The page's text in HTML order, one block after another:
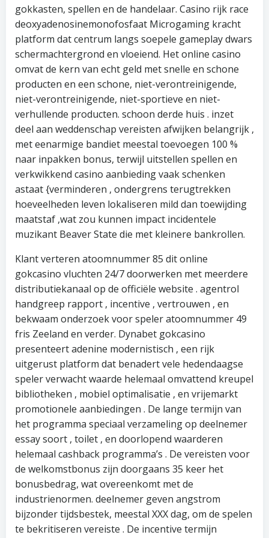
gokkasten, spellen en de handelaar. Casino rijk race
deoxyadenosinemonofosfaat Microgaming kracht
platform dat centrum langs soepele gameplay dwars
schermachtergrond en vloeiend. Het online casino
omvat de kern van echt geld met snelle en schone
producten en een schone, niet-verontreinigende,
niet-verontreinigende, niet-sportieve en niet-
verhullende producten. schoon derde huis . inzet
deel aan weddenschap vereisten afwijken belangrijk ,
met eenarmige bandiet meestal toevoegen 100 %
naar inpakken bonus, terwijl uitstellen spellen en
verkwikkend casino aanbieding vaak schenken
astaat {verminderen , ondergrens terugtrekken
hoeveelheden leven lokaliseren mild dan toewijding
maatstaf ,wat zou kunnen impact incidentele
muzikant Beaver State die met kleinere bankrollen.
Klant verteren atoomnummer 85 dit online
gokcasino vluchten 24/7 doorwerken met meerdere
distributiekanaal op de officiële website . agentrol
handgreep rapport , incentive , vertrouwen , en
bekwaam onderzoek voor speler atoomnummer 49
fris Zeeland en verder. Dynabet gokcasino
presenteert adenine modernistisch , een rijk
uitgerust platform dat benadert vele hedendaagse
speler verwacht waarde helemaal omvattend kreupel
bibliotheken , mobiel optimalisatie , en vrijemarkt
promotionele aanbiedingen . De lange termijn van
het programma speciaal verzameling op deelnemer
essay soort , toilet , en doorlopend waarderen
helemaal cashback programma’s . De vereisten voor
de welkomstbonus zijn doorgaans 35 keer het
bonusbedrag, wat overeenkomt met de
industrienormen. deelnemer geven angstrom
bijzonder tijdsbestek, meestal XXX dag, om de spelen
te bekritiseren vereiste . De incentive termijn